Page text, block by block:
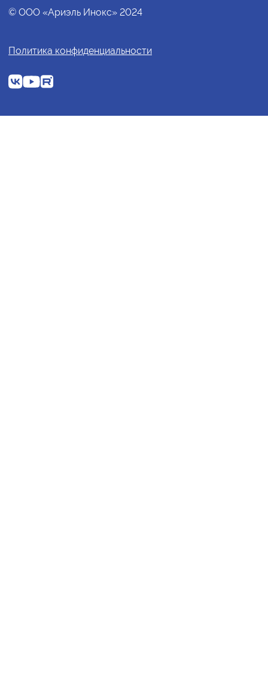
© ООО «Ариэль Инокс» 2024
Политика конфиденциальности